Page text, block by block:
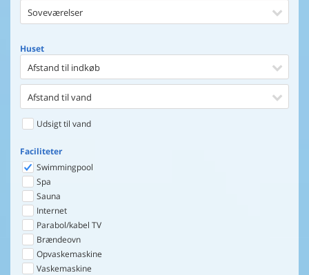
Soveværelser
Huset
Afstand til indkøb
Afstand til vand
Udsigt til vand
Faciliteter
Swimmingpool
Spa
Sauna
Internet
Parabol/kabel TV
Brændeovn
Opvaskemaskine
Vaskemaskine